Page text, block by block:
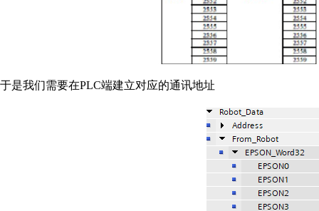
于是我们需要在PLC端建立对应的通讯地址